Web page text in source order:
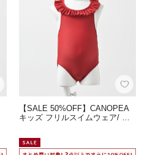
【SALE 50%OFF】CANOPEA
キッズ フリルスイムウェア/ …